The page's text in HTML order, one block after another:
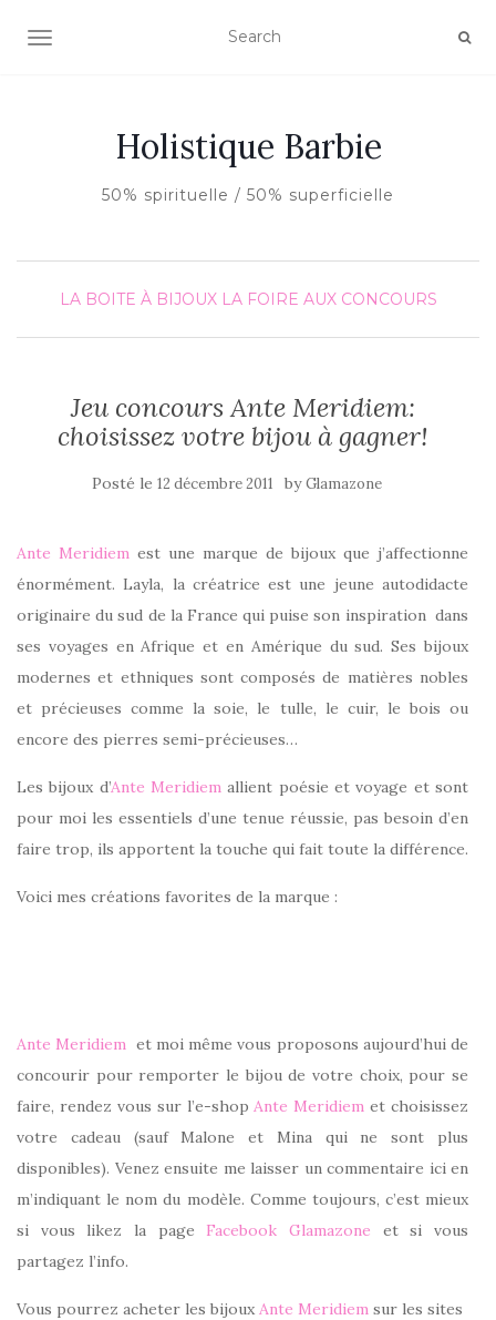
AFFICHER/MASQUER LA NAVIGATION
Holistique Barbie
50% spirituelle / 50% superficielle
LA BOITE À BIJOUX LA FOIRE AUX CONCOURS
Jeu concours Ante Meridiem:
choisissez votre bijou à gagner!
Posté le 12 décembre 2011 byGlamazone
Ante Meridiem est une marque de bijoux que j’affectionne
énormément. Layla, la créatrice est une jeune autodidacte
originaire du sud de la France qui puise son inspiration dans
ses voyages en Afrique et en Amérique du sud. Ses bijoux
modernes et ethniques sont composés de matières nobles
et précieuses comme la soie, le tulle, le cuir, le bois ou
encore des pierres semi-précieuses…
Les bijoux d’Ante Meridiem allient poésie et voyage et sont
pour moi les essentiels d’une tenue réussie, pas besoin d’en
faire trop, ils apportent la touche qui fait toute la différence.
Voici mes créations favorites de la marque :
Ante Meridiem et moi même vous proposons aujourd’hui de
concourir pour remporter le bijou de votre choix, pour se
faire, rendez vous sur l’e-shopAnte Meridiem et choisissez
votre cadeau (sauf Malone et Mina qui ne sont plus
disponibles). Venez ensuite me laisser un commentaire ici en
m’indiquant le nom du modèle. Comme toujours, c’est mieux
si vous likez la page Facebook Glamazone et si vous
partagez l’info.
Vous pourrez acheter les bijoux Ante Meridiem sur les sites